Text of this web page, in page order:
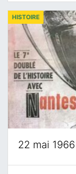
22 mai
HISTOIRE